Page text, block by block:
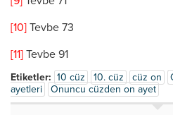
[10] Tevbe 73
[11] Tevbe 91
Etiketler: 10 cüz 10. cüz cüz on
ayetleri
Onuncu cüzden on ayet